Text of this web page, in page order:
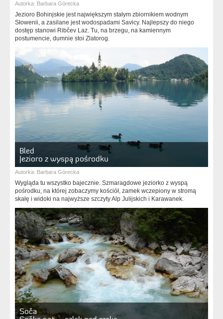
Autorka: Barbara Górecka
Jezioro Bohinjskie jest największym stałym zbiornikiem wodnym
Słowenii, a zasilane jest wodospadami Savicy. Najlepszy do niego
dostęp stanowi Ribčev Laz. Tu, na brzegu, na kamiennym
postumencie, dumnie stoi Zlatorog.
Bled
Jezioro z wyspą pośrodku
Autorka: Barbara Górecka
Wygląda tu wszystko bajecznie. Szmaragdowe jeziorko z wyspą
pośrodku, na której zobaczymy kościół, zamek wczepiony w stromą
skałę i widoki na najwyższe szczyty Alp Julijskich i Karawanek.
Soča